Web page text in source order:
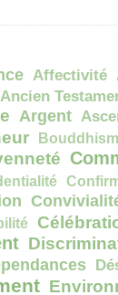
Affectivité
Ancien
Argent